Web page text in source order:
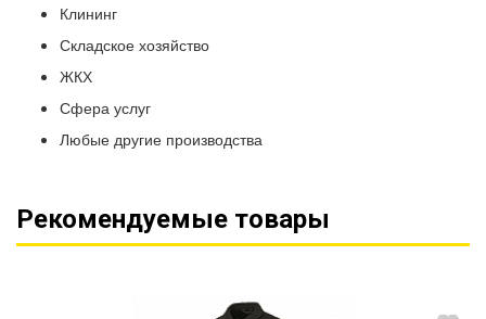
Клининг
Складское хозяйство
ЖКХ
Сфера услуг
Любые другие производства
Рекомендуемые товары